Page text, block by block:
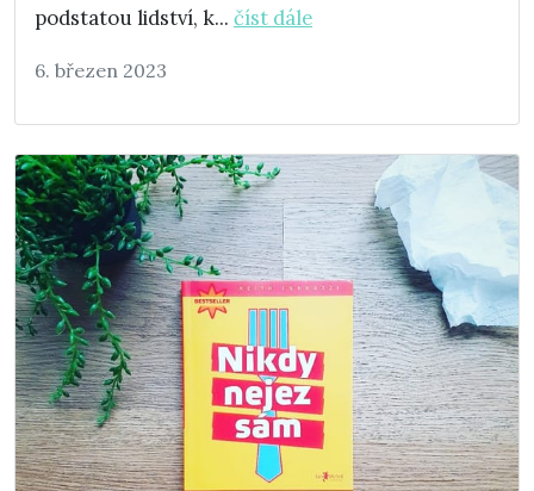
podstatou lidství, k... číst dále
6. březen 2023